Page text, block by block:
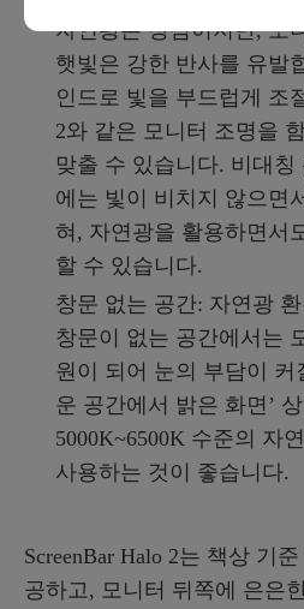
자연광은 장점이지만, 모
햇빛은 강한 반사를 유발
인드로 빛을 부드럽게 조
2와 같은 모니터 조명을
맞출 수 있습니다. 비대칭
에는 빛이 비치지 않으면
혀, 자연광을 활용하면서
할 수 있습니다.
창문 없는 공간: 자연광
창문이 없는 공간에서는
원이 되어 눈의 부담이 커
운 공간에서 밝은 화면’
5000K~6500K 수준의 자
사용하는 것이 좋습니다.
ScreenBar Halo 2는 책상 기
공하고, 모니터 뒤쪽에 은은